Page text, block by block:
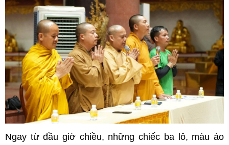
Ngay từ đầu giờ chiều, những chiếc ba lô, màu áo